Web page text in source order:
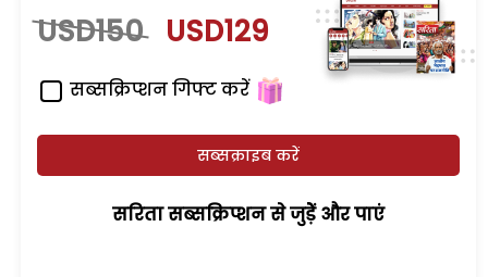
USD150 USD129
सब्सक्रिप्शन गिफ्ट करें
सब्सक्राइब करें
सरिता सब्सक्रिप्शन से जुड़ेें और पाएं